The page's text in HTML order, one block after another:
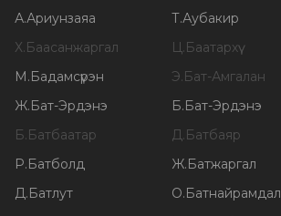
А.Ариунзаяа Т.Аубакир
Х.Баасанжаргал Ц.Баатархүү
М.Бадамсүрэн Э.Бат-Амгалан
Ж.Бат-Эрдэнэ Б.Бат-Эрдэнэ
Б.Батбаатар Д.Батбаяр
Р.Батболд Ж.Батжаргал
Д.Батлут О.Батнайрамдал